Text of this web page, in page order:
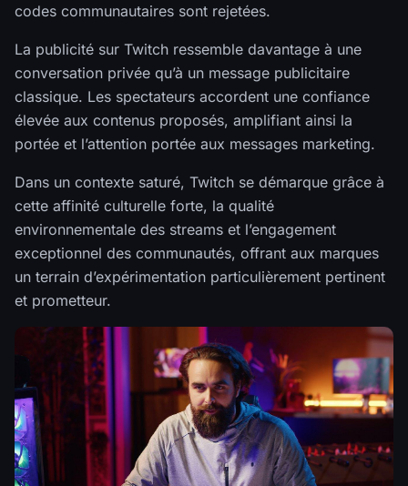
codes communautaires sont rejetées.
La publicité sur Twitch ressemble davantage à une
conversation privée qu’à un message publicitaire
classique. Les spectateurs accordent une confiance
élevée aux contenus proposés, amplifiant ainsi la
portée et l’attention portée aux messages marketing.
Dans un contexte saturé, Twitch se démarque grâce à
cette affinité culturelle forte, la qualité
environnementale des streams et l’engagement
exceptionnel des communautés, offrant aux marques
un terrain d’expérimentation particulièrement pertinent
et prometteur.